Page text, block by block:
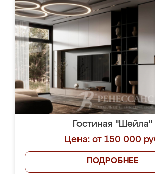
Гостиная "Шейла"
Цена: от 150 000
ПОДРОБНЕЕ